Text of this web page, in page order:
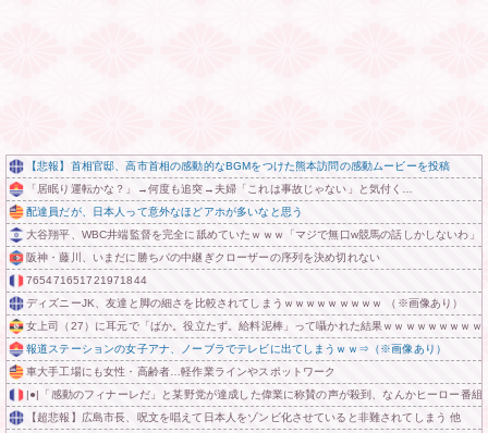
【悲報】首相官邸、高市首相の感動的なBGMをつけた熊本訪問の感動ムービーを投稿
「居眠り運転かな？」→何度も追突→夫婦「これは事故じゃない」と気付く…
配達員だが、日本人って意外なほどアホが多いなと思う
大谷翔平、WBC井端監督を完全に舐めていたｗｗｗ「マジで無口w競馬の話しかしないわ」
阪神・藤川、いまだに勝ちパの中継ぎクローザーの序列を決め切れない
765471651721971844
ディズニーJK、友達と脚の細さを比較されてしまうｗｗｗｗｗｗｗｗｗ （※画像あり）
女上司（27）に耳元で「ばか。役立たず。給料泥棒」って囁かれた結果ｗｗｗｗｗｗｗｗｗ
報道ステーションの女子アナ、ノーブラでテレビに出てしまうｗｗ⇒（※画像あり）
車大手工場にも女性・高齢者…軽作業ラインやスポットワーク
|●|「感動のフィナーレだ」と某野党が達成した偉業に称賛の声が殺到、なんかヒーロー番
【超悲報】広島市長、呪文を唱えて日本人をゾンビ化させていると非難されてしまう 他